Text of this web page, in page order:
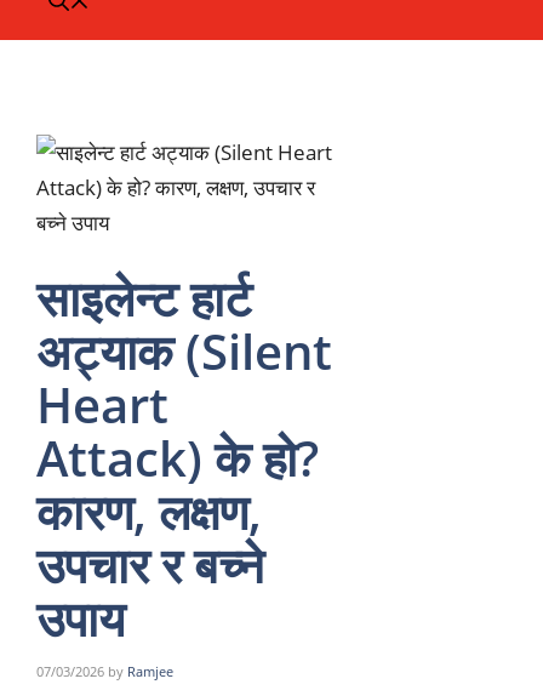
साइलेन्ट हार्ट
अट्याक (Silent
Heart
Attack) के हो?
कारण, लक्षण,
उपचार र बच्ने
उपाय
07/03/2026 by Ramjee